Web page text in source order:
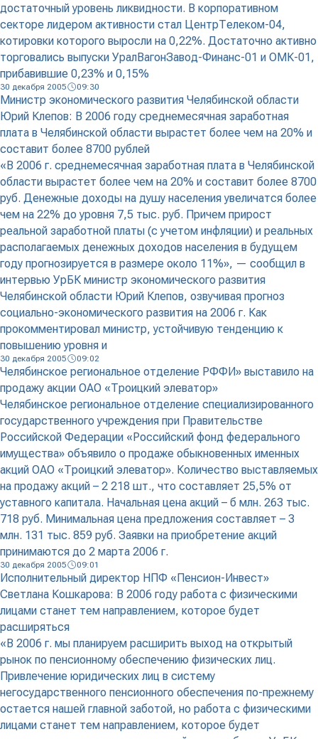
достаточный уровень ликвидности. В корпоративном
секторе лидером активности стал ЦентрТелеком-04,
котировки которого выросли на 0,22%. Достаточно активно
торговались выпуски УралВагонЗавод-Финанс-01 и ОМК-01,
прибавившие 0,23% и 0,15%
30 декабря 2005 09:30
Министр экономического развития Челябинской области
Юрий Клепов: В 2006 году среднемесячная заработная
плата в Челябинской области вырастет более чем на 20% и
составит более 8700 рублей
«В 2006 г. среднемесячная заработная плата в Челябинской
области вырастет более чем на 20% и составит более 8700
руб. Денежные доходы на душу населения увеличатся более
чем на 22% до уровня 7,5 тыс. руб. Причем прирост
реальной заработной платы (с учетом инфляции) и реальных
располагаемых денежных доходов населения в будущем
году прогнозируется в размере около 11%», — сообщил в
интервью УрБК министр экономического развития
Челябинской области Юрий Клепов, озвучивая прогноз
социально-экономического развития на 2006 г. Как
прокомментировал министр, устойчивую тенденцию к
повышению уровня и
30 декабря 2005 09:02
Челябинское региональное отделение РФФИ» выставило на
продажу акции ОАО «Троицкий элеватор»
Челябинское региональное отделение специализированного
государственного учреждения при Правительстве
Российской Федерации «Российский фонд федерального
имущества» объявило о продаже обыкновенных именных
акций ОАО «Троицкий элеватор». Количество выставляемых
на продажу акций – 2 218 шт., что составляет 25,5% от
уставного капитала. Начальная цена акций – б млн. 263 тыс.
718 руб. Минимальная цена предложения составляет – 3
млн. 131 тыс. 859 руб. Заявки на приобретение акций
принимаются до 2 марта 2006 г.
30 декабря 2005 09:01
Исполнительный директор НПФ «Пенсион-Инвест»
Светлана Кошкарова: В 2006 году работа с физическими
лицами станет тем направлением, которое будет
расширяться
«В 2006 г. мы планируем расширить выход на открытый
рынок по пенсионному обеспечению физических лиц.
Привлечение юридических лиц в систему
негосударственного пенсионного обеспечения по-прежнему
остается нашей главной заботой, но работа с физическими
лицами станет тем направлением, которое будет